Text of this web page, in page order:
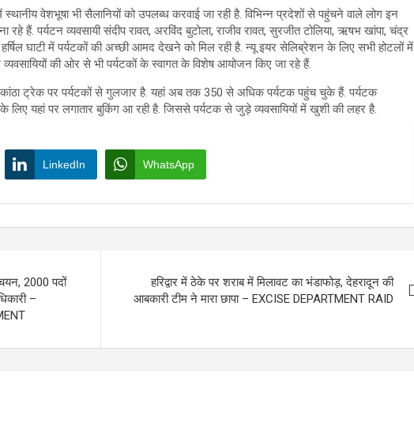
वेशभूषा भी सैलानियों को उपलब्ध करवाई जा रही है. विभिन्न प्रदेशों से पहुंचने वाले लोग इन
हैं. पर्यटन व्यवसायी संदीप रावत, अरविंद बुटोला, राजीव रावत, सुरजीत टोलिया, ऋषभ खांपा, चंद्र
घाटी में पर्यटकों की अच्छी आमद देखने को मिल रही है. न्यू इयर सेलिब्रेशन के लिए सभी होटलों में
की ओर से भी पर्यटकों के स्वागत के विशेष आयोजन किए जा रहे हैं.
ट्रेक पर पर्यटकों से गुलजार है. यहां अब तक 350 से अधिक पर्यटक पहुंच चुके हैं. पर्यटक
लिए यहां पर लगातार बुकिंग आ रही है. जिससे पर्यटक से जुड़े व्यवसायियों में खुशी की लहर है.
LinkedIn WhatsApp
2000 पदों
–
हरिद्वार में ठेके पर शराब में मिलावट का भंडाफोड़, देहरादून की
आबकारी टीम ने मारा छापा – EXCISE DEPARTMENT RAID